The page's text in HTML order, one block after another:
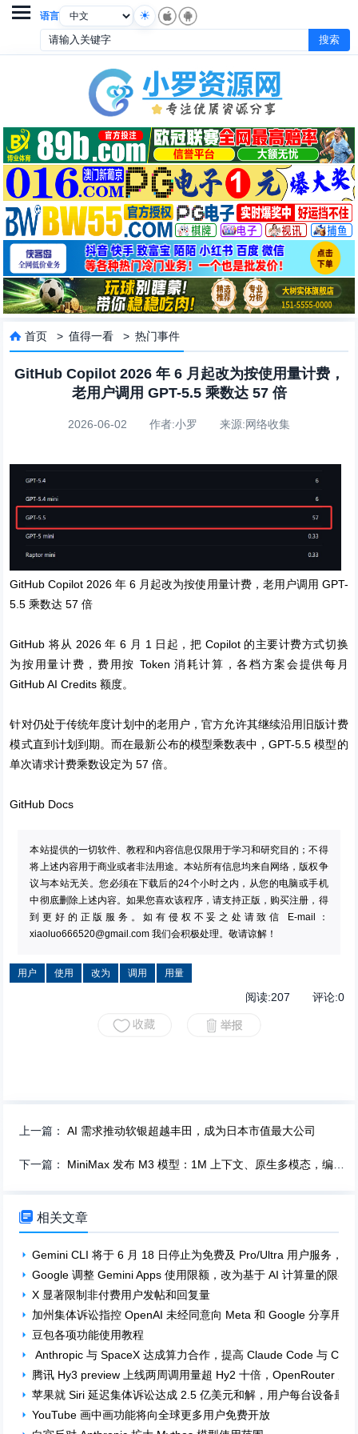
语言

 首页 >值得一看 >热门事件
GitHub Copilot 2026 年 6 月起改为按使用量计费，
老用户调用 GPT-5.5 乘数达 57 倍
2026-06-02 作者:小罗 来源:网络收集
GitHub Copilot 2026 年 6 月起改为按使用量计费，老用户调用 GPT-
5.5 乘数达 57 倍
GitHub 将从 2026 年 6 月 1 日起，把 Copilot 的主要计费方式切换
为按用量计费，费用按 Token 消耗计算，各档方案会提供每月
GitHub AI Credits 额度。
针对仍处于传统年度计划中的老用户，官方允许其继续沿用旧版计费
模式直到计划到期。而在最新公布的模型乘数表中，GPT-5.5 模型的
单次请求计费乘数设定为 57 倍。
GitHub Docs
本站提供的一切软件、教程和内容信息仅限用于学习和研究目的；不得
将上述内容用于商业或者非法用途。本站所有信息均来自网络，版权争
议与本站无关。您必须在下载后的24个小时之内，从您的电脑或手机
中彻底删除上述内容。如果您喜欢该程序，请支持正版，购买注册，得
到更好的正版服务。如有侵权不妥之处请致信 E-mail：
xiaoluo666520@gmail.com 我们会积极处理。敬请谅解！
用户 使用 改为 调用 用量
阅读:207 评论:0
上一篇：AI 需求推动软银超越丰田，成为日本市值最大公司
下一篇： MiniMax 发布 M3 模型：1M 上下文、原生多模态，编程能力领先
 相关文章
Gemini CLI 将于 6 月 18 日停止为免费及 Pro/Ultra 用户服务，
Google 调整 Gemini Apps 使用限额，改为基于 AI 计算量的限额
X 显著限制非付费用户发帖和回复量
加州集体诉讼指控 OpenAI 未经同意向 Meta 和 Google 分享用户
豆包各项功能使用教程
Anthropic 与 SpaceX 达成算力合作，提高 Claude Code 与
腾讯 Hy3 preview 上线两周调用量超 Hy2 十倍，OpenRouter 周
苹果就 Siri 延迟集体诉讼达成 2.5 亿美元和解，用户每台设备最
YouTube 画中画功能将向全球更多用户免费开放